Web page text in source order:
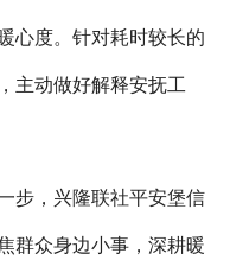
心度。针对耗时较长的
主动做好解释安抚工
步，兴隆联社平安堡信
群众身边小事，深耕暖